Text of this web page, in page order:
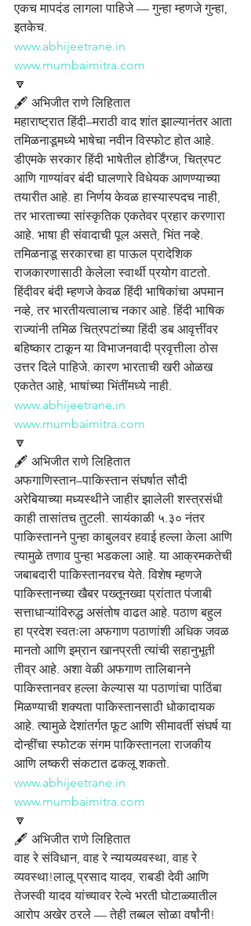
एकच मापदंड लागला पाहिजे — गुन्हा म्हणजे गुन्हा,
इतकेच.
www.abhijeetrane.in
www.mumbaimitra.com
🔽
🖋️ अभिजीत राणे लिहितात
महाराष्ट्रात हिंदी–मराठी वाद शांत झाल्यानंतर आता
तमिळनाडूमध्ये भाषेचा नवीन विस्फोट होत आहे.
डीएमके सरकार हिंदी भाषेतील होर्डिंग्ज, चित्रपट
आणि गाण्यांवर बंदी घालणारे विधेयक आणण्याच्या
तयारीत आहे. हा निर्णय केवळ हास्यास्पदच नाही,
तर भारताच्या सांस्कृतिक एकतेवर प्रहार करणारा
आहे. भाषा ही संवादाची पूल असते, भिंत नव्हे.
तमिळनाडू सरकारचा हा पाऊल प्रादेशिक
राजकारणासाठी केलेला स्वार्थी प्रयोग वाटतो.
हिंदीवर बंदी म्हणजे केवळ हिंदी भाषिकांचा अपमान
नव्हे, तर भारतीयत्वालाच नकार आहे. हिंदी भाषिक
राज्यांनी तमिळ चित्रपटांच्या हिंदी डब आवृत्तींवर
बहिष्कार टाकून या विभाजनवादी प्रवृत्तीला ठोस
उत्तर दिले पाहिजे. कारण भारताची खरी ओळख
एकतेत आहे, भाषांच्या भिंतींमध्ये नाही.
www.abhijeetrane.in
www.mumbaimitra.com
🔽
🖋️ अभिजीत राणे लिहितात
अफगाणिस्तान–पाकिस्तान संघर्षात सौदी
अरेबियाच्या मध्यस्थीने जाहीर झालेली शस्त्रसंधी
काही तासांतच तुटली. सायंकाळी ५.३० नंतर
पाकिस्तानने पुन्हा काबुलवर हवाई हल्ला केला आणि
त्यामुळे तणाव पुन्हा भडकला आहे. या आक्रमकतेची
जबाबदारी पाकिस्तानवरच येते. विशेष म्हणजे
पाकिस्तानच्या खैबर पख्तूनख्वा प्रांतात पंजाबी
सत्ताधाऱ्यांविरुद्ध असंतोष वाढत आहे. पठाण बहुल
हा प्रदेश स्वतःला अफगाण पठाणांशी अधिक जवळ
मानतो आणि इम्रान खानप्रती त्यांची सहानुभूती
तीव्र आहे. अशा वेळी अफगाण तालिबानने
पाकिस्तानवर हल्ला केल्यास या पठाणांचा पाठिंबा
मिळण्याची शक्यता पाकिस्तानसाठी धोकादायक
आहे. त्यामुळे देशांतर्गत फूट आणि सीमावर्ती संघर्ष या
दोन्हींचा स्फोटक संगम पाकिस्तानला राजकीय
आणि लष्करी संकटात ढकलू शकतो.
www.abhijeetrane.in
www.mumbaimitra.com
🔽
🖋️ अभिजीत राणे लिहितात
वाह रे संविधान, वाह रे न्यायव्यवस्था, वाह रे
व्यवस्था!लालू प्रसाद यादव, राबडी देवी आणि
तेजस्वी यादव यांच्यावर रेल्वे भरती घोटाळ्यातील
आरोप अखेर ठरले — तेही तब्बल सोळा वर्षांनी!